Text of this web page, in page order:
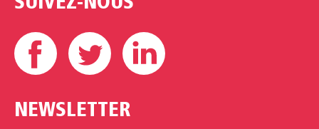
Facebook Twitter
NEWSLETTER